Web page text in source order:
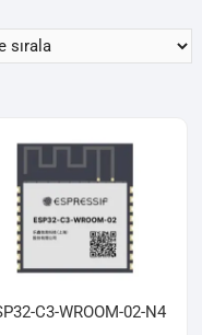
C3-WROOM-02-N4